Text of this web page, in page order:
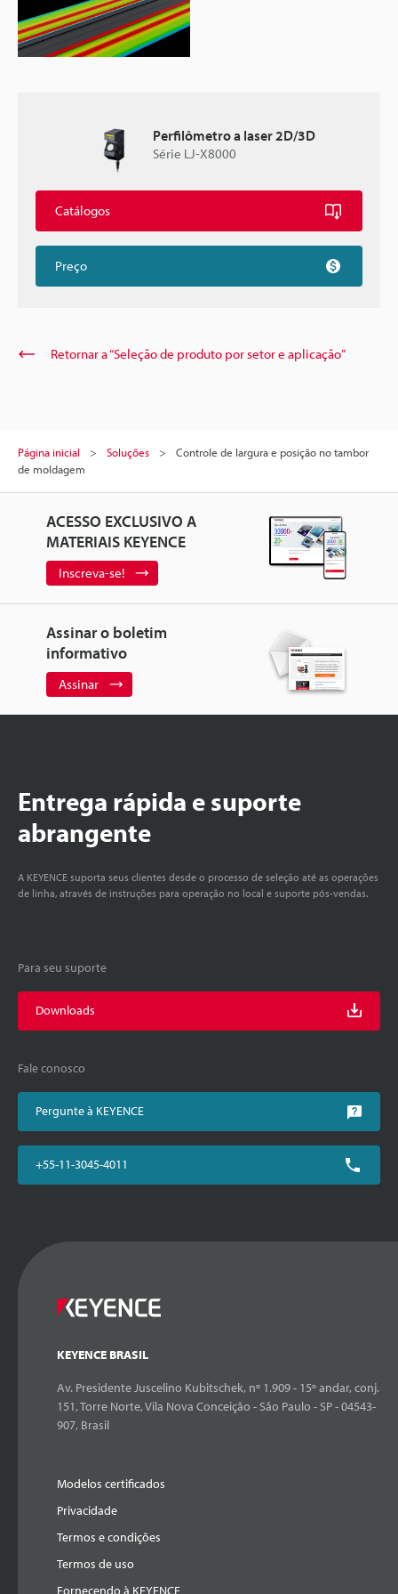
Perfilômetro a laser 2D/3D
Série LJ-X8000
Catálogos
Preço
Retornar a “Seleção de produto por setor e aplicação”
Página inicial Soluções
Controle de largura e posição no tambor
de moldagem
ACESSO EXCLUSIVO A
MATERIAIS KEYENCE
Inscreva-se!
Assinar o boletim
informativo
Assinar
Entrega rápida e suporte
abrangente
A KEYENCE suporta seus clientes desde o processo de seleção até as operações
de linha, através de instruções para operação no local e suporte pós-vendas.
Para seu suporte
Downloads
Fale conosco
Pergunte à KEYENCE
+55-11-3045-4011
KEYENCE BRASIL
Av. Presidente Juscelino Kubitschek, nº 1.909 - 15º andar, conj.
151, Torre Norte, Vila Nova Conceição - São Paulo - SP - 04543-
907, Brasil
Modelos certificados
Privacidade
Termos e condições
Termos de uso
Fornecendo à KEYENCE